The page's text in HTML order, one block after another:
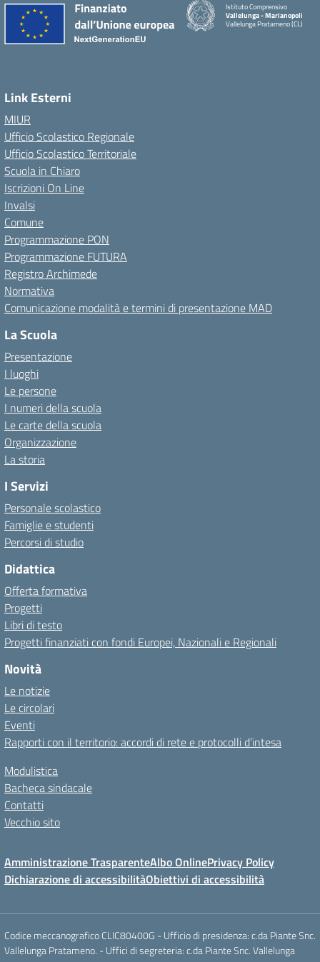
Istituto Comprensivo
Vallelunga - Marianopoli
Vallelunga Pratameno (CL)
Link Esterni
MIUR
Ufficio Scolastico Regionale
Ufficio Scolastico Territoriale
Scuola in Chiaro
Iscrizioni On Line
Invalsi
Comune
Programmazione PON
Programmazione FUTURA
Registro Archimede
Normativa
Comunicazione modalità e termini di presentazione MAD
La Scuola
Presentazione
I luoghi
Le persone
I numeri della scuola
Le carte della scuola
Organizzazione
La storia
I Servizi
Personale scolastico
Famiglie e studenti
Percorsi di studio
Didattica
Offerta formativa
Progetti
Libri di testo
Progetti finanziati con fondi Europei, Nazionali e Regionali
Novità
Le notizie
Le circolari
Eventi
Rapporti con il territorio: accordi di rete e protocolli d’intesa
Modulistica
Bacheca sindacale
Contatti
Vecchio sito
Amministrazione TrasparenteAlbo OnlinePrivacy Policy
Dichiarazione di accessibilitàObiettivi di accessibilità
Codice meccanografico CLIC80400G - Ufficio di presidenza: c.da Piante Snc.
Vallelunga Pratameno. - Uffici di segreteria: c.da Piante Snc. Vallelunga